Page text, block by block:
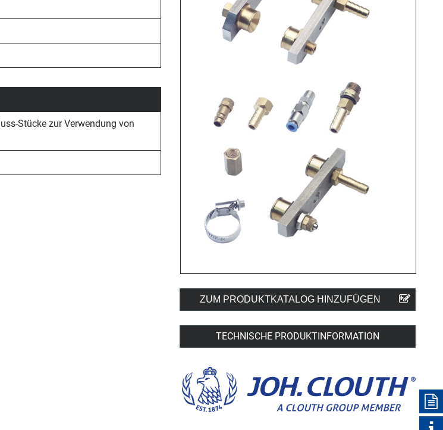
Stücke zur Verwendung von
ZUM PRODUKTKATALOG HINZUFÜGEN
TECHNISCHE PRODUKTINFORMATION